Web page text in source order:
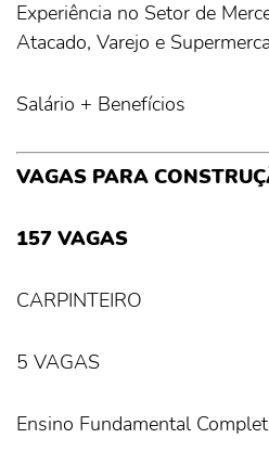
Experiência no Setor de
Atacado, Varejo e
Salário + Benefícios
VAGAS PARA
157 VAGAS
CARPINTEIRO
5 VAGAS
Ensino Fundamental